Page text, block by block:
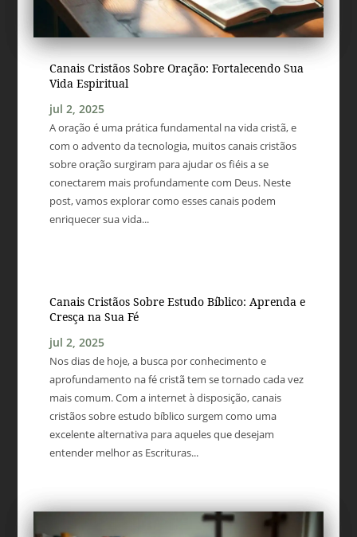
Canais Cristãos Sobre Oração: Fortalecendo Sua
Vida Espiritual
jul 2, 2025
A oração é uma prática fundamental na vida cristã, e
com o advento da tecnologia, muitos canais cristãos
sobre oração surgiram para ajudar os fiéis a se
conectarem mais profundamente com Deus. Neste
post, vamos explorar como esses canais podem
enriquecer sua vida...
Canais Cristãos Sobre Estudo Bíblico: Aprenda e
Cresça na Sua Fé
jul 2, 2025
Nos dias de hoje, a busca por conhecimento e
aprofundamento na fé cristã tem se tornado cada vez
mais comum. Com a internet à disposição, canais
cristãos sobre estudo bíblico surgem como uma
excelente alternativa para aqueles que desejam
entender melhor as Escrituras...